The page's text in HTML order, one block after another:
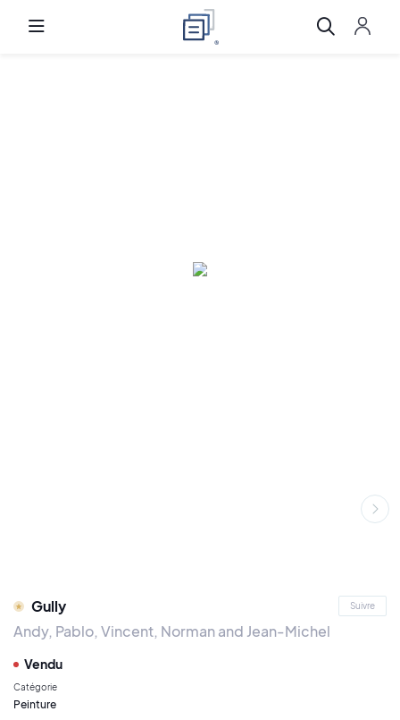
Gully Suivre
Andy, Pablo, Vincent, Norman and Jean-Michel
Vendu
Catégorie
Peinture